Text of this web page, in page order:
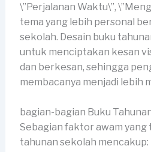
\”Perjalanan Waktu\”,
tema yang lebih personal
sekolah. Desain buku
untuk menciptakan kesan
dan berkesan, sehingga
membacanya menjadi lebih
bagian-bagian Buku
Sebagian faktor awam yang
tahunan sekolah mencakup: